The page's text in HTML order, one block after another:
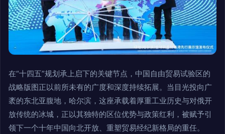
在“十四五”规划承上启下的关键节点，中国自由贸易试验区的
战略版图正以前所未有的广度和深度持续拓展。当目光投向广
袤的东北亚腹地，哈尔滨，这座承载着厚重工业历史与对俄开
放传统的冰城，正以其独特的区位优势与政策红利，被赋予引
领下一个十年中国向北开放、重塑贸易经纪新格局的重任。